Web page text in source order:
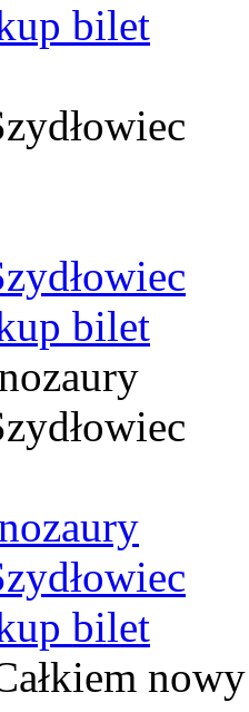
bilet
bilet
bilet